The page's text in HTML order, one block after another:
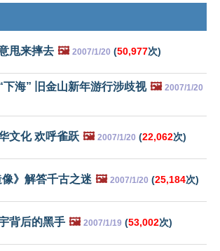
甩来摔去 🖼️ 2007/1/20 (50,977次)
海” 旧金山新年游行涉歧视 🖼️ 2007/1/20
文化 欢呼雀跃 🖼️ 2007/1/20 (22,062次)
》解答千古之迷 🖼️ 2007/1/20 (25,184次)
背后的黑手 🖼️ 2007/1/19 (53,002次)